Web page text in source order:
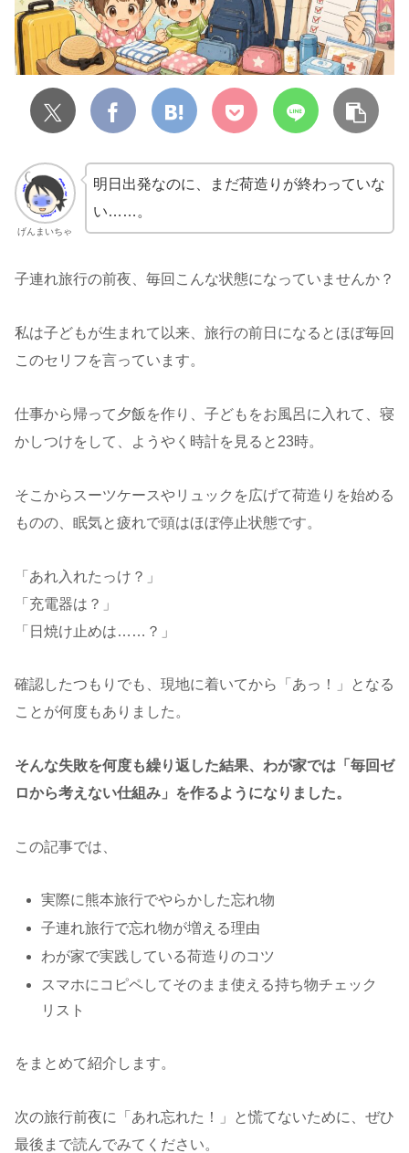
げんまいちゃ
明日出発なのに、まだ荷造りが終わっていな
い……。
子連れ旅行の前夜、毎回こんな状態になっていませんか？
私は子どもが生まれて以来、旅行の前日になるとほぼ毎回
このセリフを言っています。
仕事から帰って夕飯を作り、子どもをお風呂に入れて、寝
かしつけをして、ようやく時計を見ると23時。
そこからスーツケースやリュックを広げて荷造りを始める
ものの、眠気と疲れで頭はほぼ停止状態です。
「あれ入れたっけ？」
「充電器は？」
「日焼け止めは……？」
確認したつもりでも、現地に着いてから「あっ！」となる
ことが何度もありました。
そんな失敗を何度も繰り返した結果、わが家では「毎回ゼ
ロから考えない仕組み」を作るようになりました。
この記事では、
実際に熊本旅行でやらかした忘れ物
子連れ旅行で忘れ物が増える理由
わが家で実践している荷造りのコツ
スマホにコピペしてそのまま使える持ち物チェック
リスト
をまとめて紹介します。
次の旅行前夜に「あれ忘れた！」と慌てないために、ぜひ
最後まで読んでみてください。